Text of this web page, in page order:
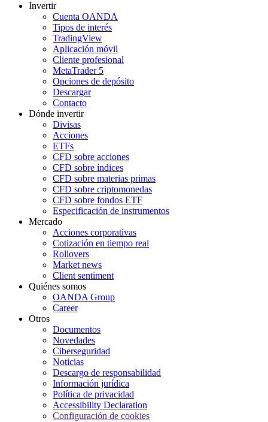
Invertir
Cuenta OANDA
Tipos de interés
TradingView
Aplicación móvil
Cliente profesional
MetaTrader 5
Opciones de depósito
Descargar
Contacto
Dónde invertir
Divisas
Acciones
ETFs
CFD sobre acciones
CFD sobre índices
CFD sobre materias primas
CFD sobre criptomonedas
CFD sobre fondos ETF
Especificación de instrumentos
Mercado
Acciones corporativas
Cotización en tiempo real
Rollovers
Market news
Client sentiment
Quiénes somos
OANDA Group
Career
Otros
Documentos
Novedades
Ciberseguridad
Noticias
Descargo de responsabilidad
Información jurídica
Política de privacidad
Accessibility Declaration
Configuración de cookies